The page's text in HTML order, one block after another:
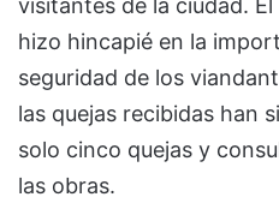
visitantes de la ciudad.
hizo hincapié en la
seguridad de los
las quejas recibidas han
solo cinco quejas y
las obras.